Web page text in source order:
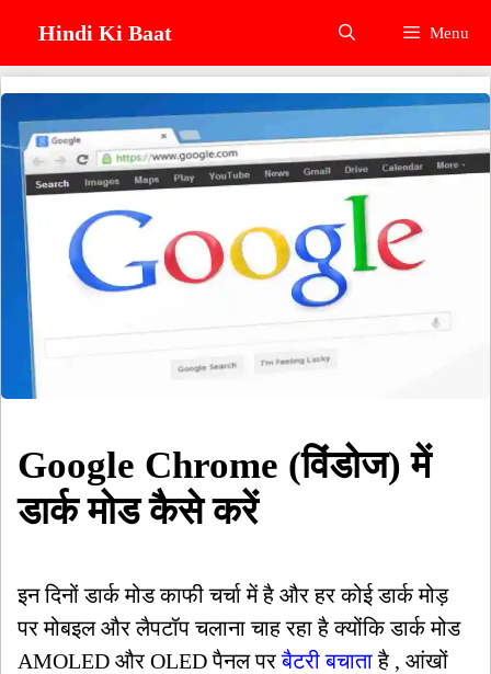
content
Hindi Ki Baat Menu
Google Chrome (विंडोज) में
डार्क मोड कैसे करें
इन दिनों डार्क मोड काफी चर्चा में है और हर कोई डार्क मोड़
पर मोबइल और लैपटॉप चलाना चाह रहा है क्योंकि डार्क मोड
AMOLED और OLED पैनल परबैटरी बचाताहै , आंखों